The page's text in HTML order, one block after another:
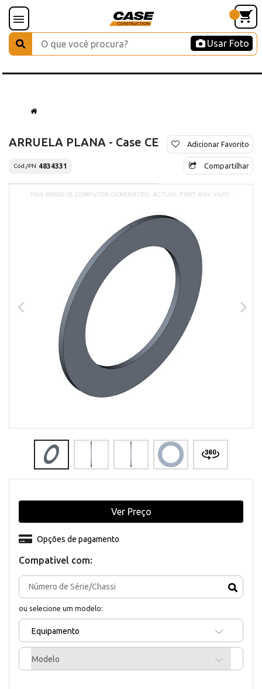
Usar Foto
ARRUELA PLANA - Case CE
Cód./PN 4834331
Adicionar Favorito
Compartilhar
Compativel com:
ou selecione um modelo:
Equipamento
Modelo
Opções de pagamento
Ver Preço